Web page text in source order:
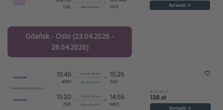
Gdańsk - Oslo (23.04.2026 -
26.04.2026)